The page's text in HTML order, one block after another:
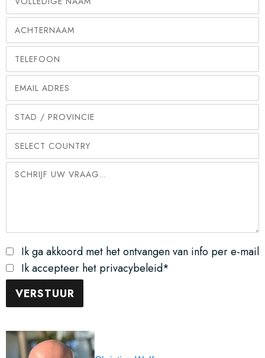
Ik ga akkoord met het ontvangen van info per e-mail
Ik accepteer het privacybeleid*